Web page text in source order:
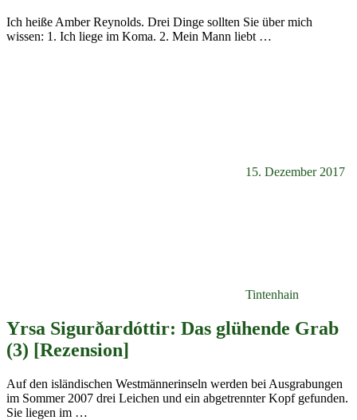
Ich heiße Amber Reynolds. Drei Dinge sollten Sie über mich
wissen: 1. Ich liege im Koma. 2. Mein Mann liebt …
15. Dezember 2017
Tintenhain
Yrsa Sigurðardóttir: Das glühende Grab
(3) [Rezension]
Auf den isländischen Westmännerinseln werden bei Ausgrabungen
im Sommer 2007 drei Leichen und ein abgetrennter Kopf gefunden.
Sie liegen im …